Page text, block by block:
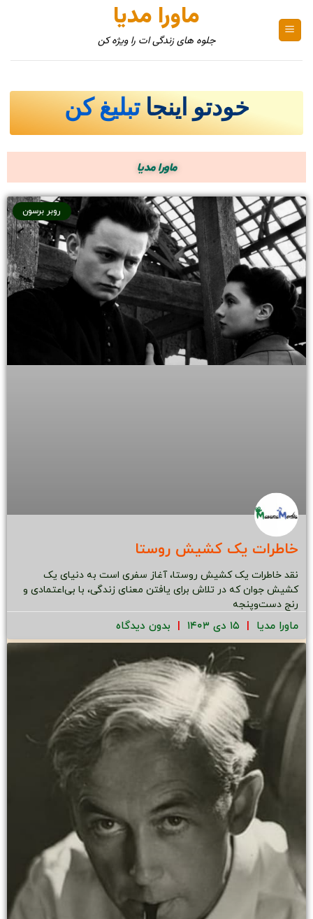
ماورا مدیا
جلوه های زندگی ات را ویژه کن
خودتو اینجا تبلیغ کن
ماورا مدیا
روبر برسون
خاطرات یک کشیش روستا
نقد خاطرات یک کشیش روستا، آغاز سفری است به دنیای یک
کشیش جوان که در تلاش برای یافتن معنای زندگی، با بی‌اعتمادی و
رنج دست‌وپنجه
ماورا مدیا بدون دیدگاه